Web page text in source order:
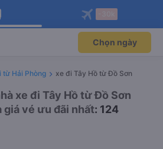
Vexere ngay!
đãi thành viên độc
Mở app
Vexere
khi đặt vé máy bay qua
Mở app
Chọn ngày
từ Hải Phòng xe đi Tây Hồ từ Đồ Sơn
xe đi Tây Hồ từ Đồ Sơn
vé ưu đãi nhất: 124